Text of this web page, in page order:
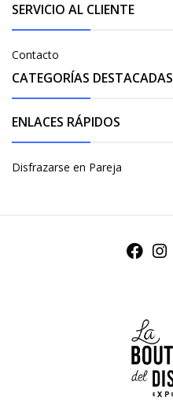
SERVICIO AL CLIENTE
Contacto
CATEGORÍAS DESTACADAS
ENLACES RÁPIDOS
Disfrazarse en Pareja